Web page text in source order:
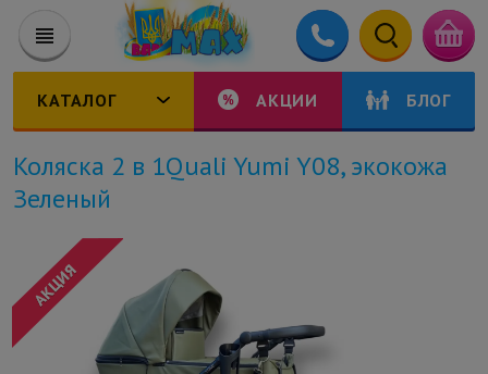
КАТАЛОГ АКЦИИ БЛОГ
Коляска 2 в 1Quali Yumi Y08, экокожа
Зеленый